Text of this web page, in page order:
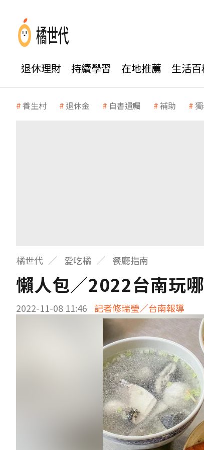
退休理財 持續學習 在地推薦 生活百
養生村 退休金 自書遺囑 補助
橘世代 愛吃橘 餐廳指南
懶人包／2022台南玩
2022-11-08 11:46 記者修瑞瑩／台南報導